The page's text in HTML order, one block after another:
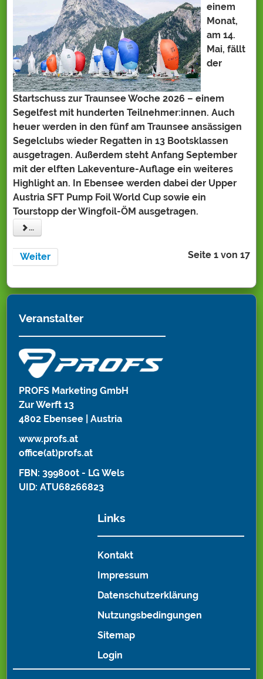
einem
Monat,
am 14.
Mai, fällt
der
Startschuss zur Traunsee Woche 2026 – einem
Segelfest mit hunderten Teilnehmer:innen. Auch
heuer werden in den fünf am Traunsee ansässigen
Segelclubs wieder Regatten in 13 Bootsklassen
ausgetragen. Außerdem steht Anfang September
mit der elften Lakeventure-Auflage ein weiteres
Highlight an. In Ebensee werden dabei der Upper
Austria SFT Pump Foil World Cup sowie ein
Tourstopp der Wingfoil-ÖM ausgetragen.
...
Seite 1 von 17
Weiter
Veranstalter
PROFS Marketing GmbH
Zur Werft 13
4802 Ebensee | Austria
www.profs.at
office(at)profs.at
FBN: 399800t - LG Wels
UID: ATU68266823
Links
Kontakt
Impressum
Datenschutzerklärung
Nutzungsbedingungen
Sitemap
Login